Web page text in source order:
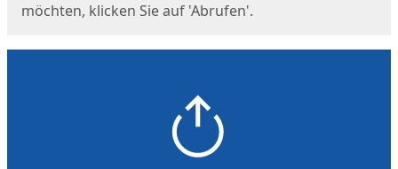
möchten, klicken Sie auf 'Abrufen'.